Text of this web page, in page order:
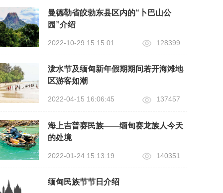
曼德勒省皎勃东县区内的“卜巴山公
园”介绍
2022-10-29 15:15:01 128399
泼水节及缅甸新年假期期间若开海滩地
区游客如潮
2022-04-15 16:06:45 137457
海上吉普赛民族——缅甸赛龙族人今天
的处境
2022-01-24 15:13:19 140351
缅甸民族节节日介绍